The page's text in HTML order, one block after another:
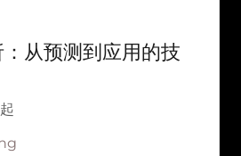
从预测到应用的技